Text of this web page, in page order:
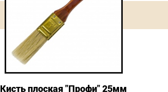
Кисть плоская "Профи" 25мм